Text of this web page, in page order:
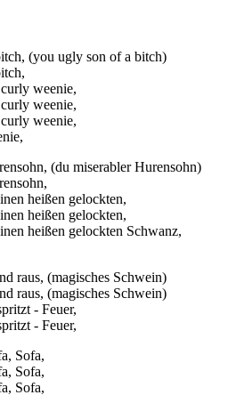
(you ugly son of a bitch)
weenie,
weenie,
weenie,
(du miserabler Hurensohn)
heißen gelockten,
heißen gelockten,
heißen gelockten Schwanz,
raus, (magisches Schwein)
raus, (magisches Schwein)
- Feuer,
- Feuer,
Sofa,
Sofa,
Sofa,